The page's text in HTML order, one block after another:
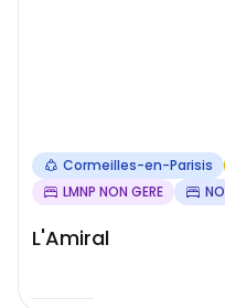
Cormeilles-en-Parisis
LMNP NON GERE
L'Amiral